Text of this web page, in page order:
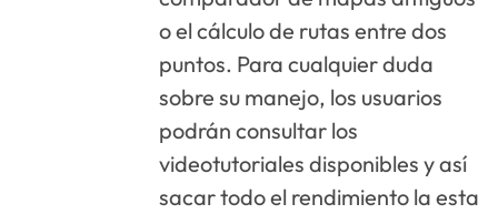
o el cálculo de rutas entre dos
puntos. Para cualquier duda
sobre su manejo, los usuarios
podrán consultar los
videotutoriales disponibles y así
sacar todo el rendimiento la esta